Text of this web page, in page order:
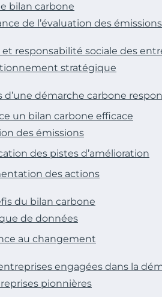
bilan carbone
de l’évaluation des
responsabilité sociale des
stratégique
d’une démarche carbone
un bilan carbone efficace
des émissions
des pistes d’amélioration
des actions
du bilan carbone
de données
au changement
engagées dans la
pionnières